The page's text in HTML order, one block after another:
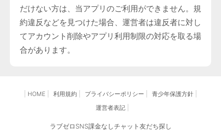
だけない方は、当アプリのご利用ができません。規
約違反などを見つけた場合、運営者は違反者に対し
てアカウント削除やアプリ利用制限の対応を取る場
合があります。
HOME 利用規約 プライバシーポリシー
青少年保護方針
運営者表記
ラブゼロSNS課金なしチャット友だち探し